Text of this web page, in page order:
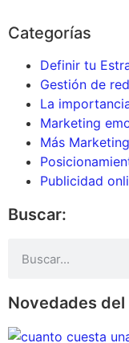
Categorías
Definir tu
Gestión de
La
Marketing
Más
Publicidad
Buscar:
Novedades